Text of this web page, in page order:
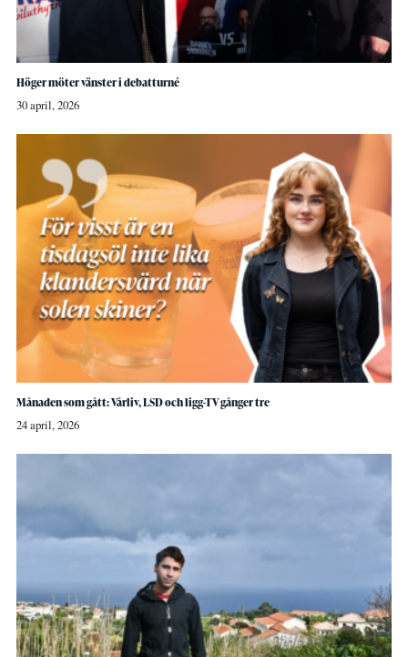
Höger möter vänster i debatturné
30 april, 2026
Månaden som gått: Vårliv, LSD och ligg-TV gånger tre
24 april, 2026